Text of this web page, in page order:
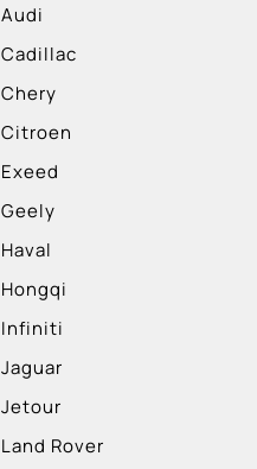
Audi
Cadillac
Chery
Citroen
Exeed
Geely
Haval
Hongqi
Infiniti
Jaguar
Jetour
Land Rover